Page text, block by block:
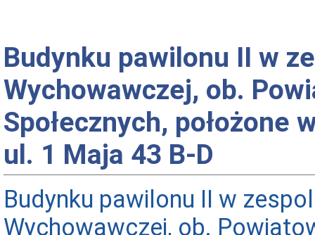
Budynku pawilonu II w
Wychowawczej, ob.
Społecznych, położone
ul. 1 Maja 43 B-D
Budynku pawilonu II w
Wychowawczej, ob.